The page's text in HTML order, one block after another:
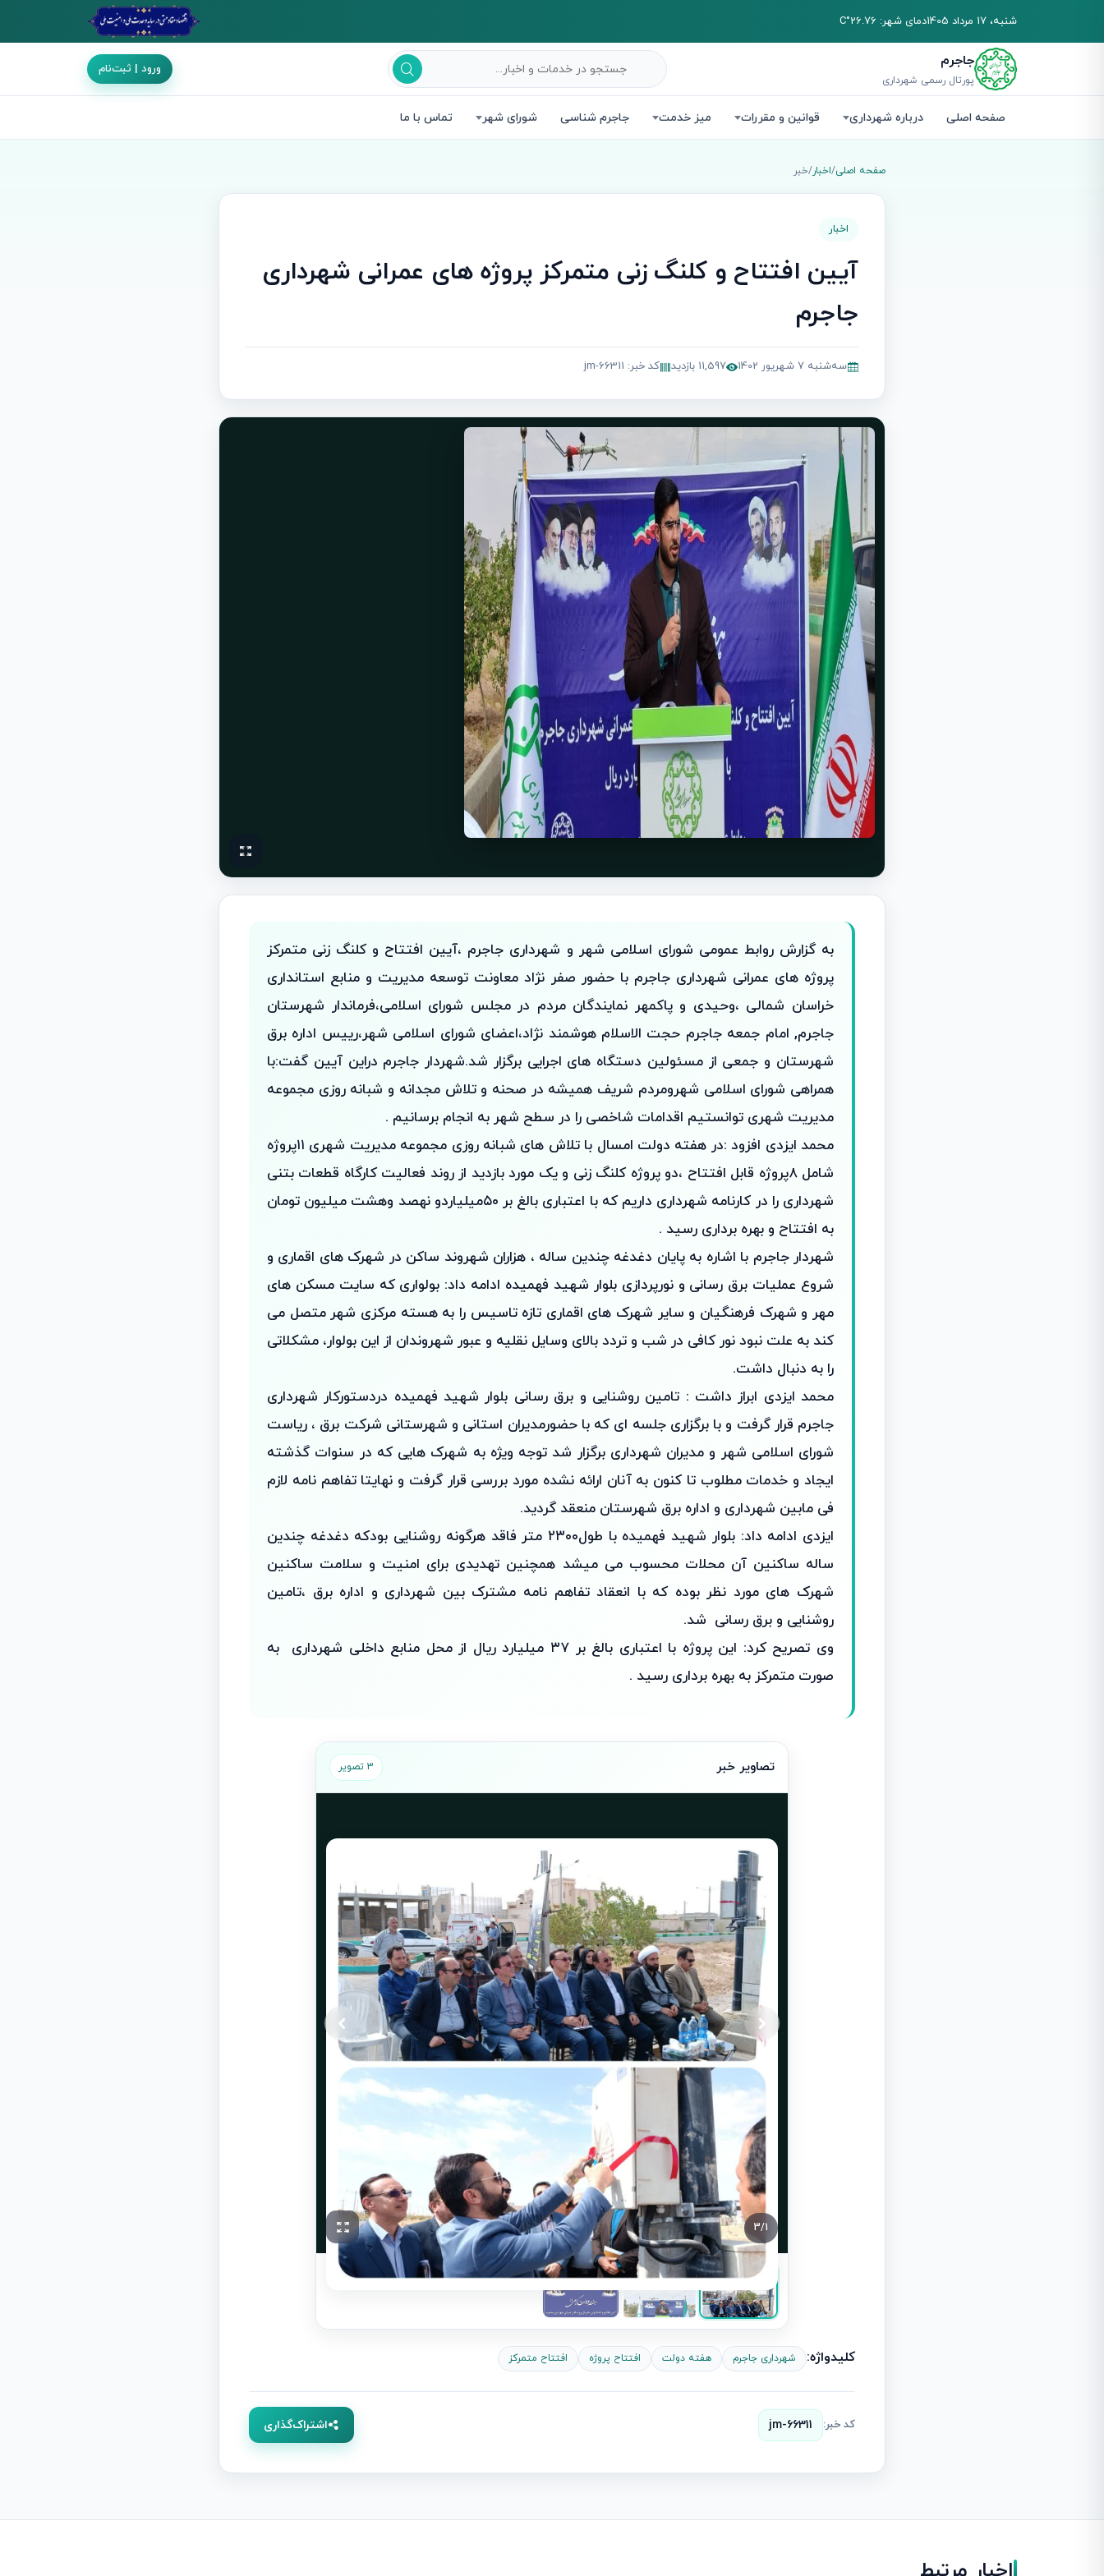
شنبه، 17 مرداد 1405 دمای شهر: 26.76°C
جاجرم
پورتال رسمی شهرداری
ورود | ثبت‌نام
صفحه اصلی درباره شهرداری قوانین و مقررات میز خدمت جاجرم شناسی شورای شهر تماس با ما
صفحه اصلی/اخبار/خبر
اخبار
آیین افتتاح و کلنگ زنی متمرکز پروژه های عمرانی شهرداری
جاجرم
سه‌شنبه 7 شهریور 1402 11,597 بازدید کد خبر: jm-66311
به گزارش روابط عمومی شورای اسلامی شهر و شهرداری جاجرم ،آیین افتتاح و کلنگ زنی متمرکز
پروژه های عمرانی شهرداری جاجرم با حضور صفر نژاد معاونت توسعه مدیریت و منابع استانداری
خراسان شمالی ،وحیدی و پاکمهر نمایندگان مردم در مجلس شورای اسلامی،فرماندار شهرستان
جاجرم, امام جمعه جاجرم حجت الاسلام هوشمند نژاد،اعضای شورای اسلامی شهر،رییس اداره برق
شهرستان و جمعی از مسئولین دستگاه های اجرایی برگزار شد.شهردار جاجرم دراین آیین گفت:با
همراهی شورای اسلامی شهرومردم شریف همیشه در صحنه و تلاش مجدانه و شبانه روزی مجموعه
مدیریت شهری توانستیم اقدامات شاخصی را در سطح شهر به انجام برسانیم .
محمد ایزدی افزود :در هفته دولت امسال با تلاش های شبانه روزی مجموعه مدیریت شهری ۱۱پروژه
شامل ۸پروژه قابل افتتاح ،دو پروژه کلنگ زنی و یک مورد بازدید از روند فعالیت کارگاه قطعات بتنی
شهرداری را در کارنامه شهرداری داریم که با اعتباری بالغ بر ۵۰میلیاردو نهصد وهشت میلیون تومان
به افتتاح و بهره برداری رسید .
شهردار جاجرم با اشاره به پایان دغدغه چندین ساله ، هزاران شهروند ساکن در شهرک های اقماری و
شروع عملیات برق رسانی و نورپردازی بلوار شهید فهمیده ادامه داد: بولواری که سایت مسکن های
مهر و شهرک فرهنگیان و سایر شهرک های اقماری تازه تاسیس را به هسته مرکزی شهر متصل می
کند به علت نبود نور کافی در شب و تردد بالای وسایل نقلیه و عبور شهروندان از این بولوار، مشکلاتی
را به دنبال داشت.
محمد ایزدی ابراز داشت : تامین روشنایی و برق رسانی بلوار شهید فهمیده دردستورکار شهرداری
جاجرم قرار گرفت و با برگزاری جلسه ای که با حضورمدیران استانی و شهرستانی شرکت برق ، ریاست
شورای اسلامی شهر و مدیران شهرداری برگزار شد توجه ویژه به شهرک هایی که در سنوات گذشته
ایجاد و خدمات مطلوب تا کنون به آنان ارائه نشده مورد بررسی قرار گرفت و نهایتا تفاهم نامه لازم
فی مابین شهرداری و اداره برق شهرستان منعقد گردید.
ایزدی ادامه داد: بلوار شهید فهمیده با طول۲۳۰۰ متر فاقد هرگونه روشنایی بودکه دغدغه چندین
ساله ساکنین آن محلات محسوب می میشد همچنین تهدیدی برای امنیت و سلامت ساکنین
شهرک های مورد نظر بوده که با انعقاد تفاهم نامه مشترک بین شهرداری و اداره برق ،تامین
روشنایی و برق رسانی شد.
وی تصریح کرد: این پروژه با اعتباری بالغ بر ۳۷ میلیارد ریال از محل منابع داخلی شهرداری به
صورت متمرکز به بهره برداری رسید .
تصاویر خبر 3 تصویر
1
/
3
کلیدواژه: شهرداری جاجرم هفته دولت افتتاح پروژه افتتاح متمرکز
کد خبر: jm-66311 اشتراک‌گذاری